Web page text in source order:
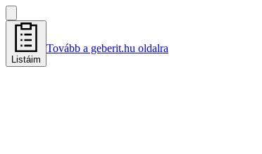
Listáim
Tovább a geberit.hu oldalra